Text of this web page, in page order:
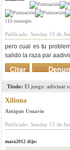
110 mensajes
Publicado: Sunday 15 de
pero cual es tu
salido la raza par
Citar
Titulo: El juego: adivinar
Xiliona
Antiguo Usuario
Publicado: Sunday 15 de
mara2012 dijo: